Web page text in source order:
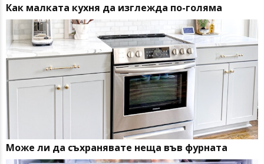
Как малката кухня да изглежда по-голяма
Може ли да съхранявате неща във фурната